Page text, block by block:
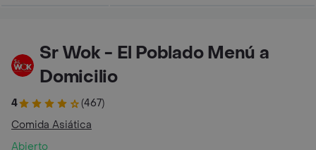
Sr Wok - El Poblado Menú a
Domicilio
4
(467)
Comida Asiática
Abierto